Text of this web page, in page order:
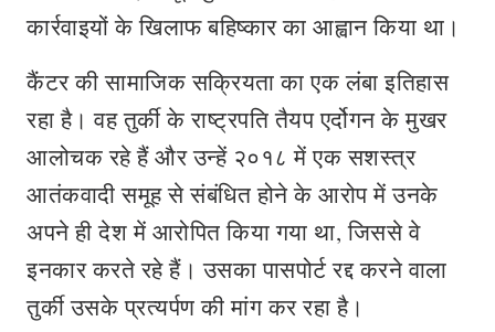
कार्रवाइयों के खिलाफ बहिष्कार का आह्वान किया था।
कैंटर की सामाजिक सक्रियता का एक लंबा इतिहास
रहा है। वह तुर्की के राष्ट्रपति तैयप एर्दोगन के मुखर
आलोचक रहे हैं और उन्हें २०१८ में एक सशस्त्र
आतंकवादी समूह से संबंधित होने के आरोप में उनके
अपने ही देश में आरोपित किया गया था, जिससे वे
इनकार करते रहे हैं। उसका पासपोर्ट रद्द करने वाला
तुर्की उसके प्रत्यर्पण की मांग कर रहा है।